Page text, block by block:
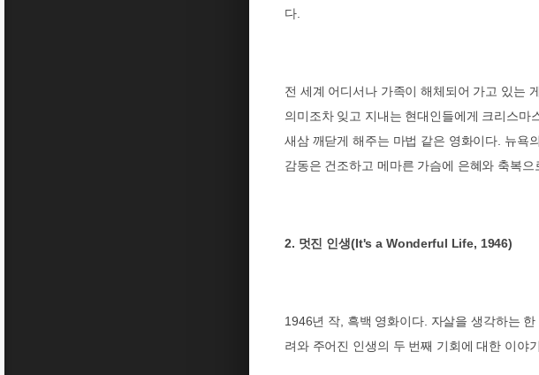
다.
전 세계 어디서나 가족이 해체되어 가고 있는
의미조차 잊고 지내는 현대인들에게 크리스
새삼 깨닫게 해주는 마법 같은 영화이다. 뉴욕
감동은 건조하고 메마른 가슴에 은혜와 축복으
2. 멋진 인생(It's a Wonderful Life, 1946)
1946년 작, 흑백 영화이다. 자살을 생각하는
려와 주어진 인생의 두 번째 기회에 대한 이야